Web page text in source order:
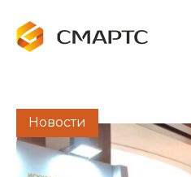
Новости